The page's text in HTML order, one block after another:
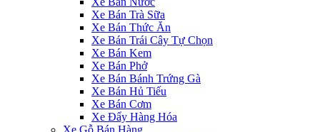
Xe Bán Trà Sữa
Xe Bán Thức Ăn
Xe Bán Trái Cây Tự Chọn
Xe Bán Kem
Xe Bán Phở
Xe Bán Bánh Trứng Gà
Xe Bán Hủ Tiếu
Xe Bán Cơm
Xe Đẩy Hàng Hóa
Xe Gỗ Bán Hàng